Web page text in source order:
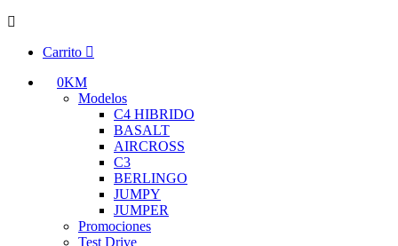
Carrito
0KM
Modelos
C4 HIBRIDO
BASALT
AIRCROSS
C3
BERLINGO
JUMPY
JUMPER
Promociones
Test Drive